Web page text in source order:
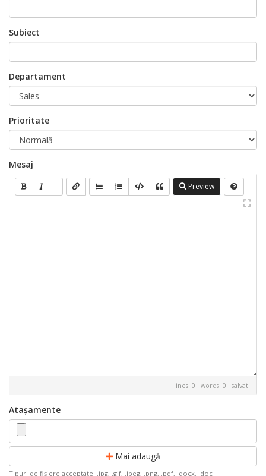
Subiect
Departament
Prioritate
Mesaj
Preview
lines: 0 words: 0 salvat
Atașamente
Mai adaugă
Tipuri de fișiere acceptate: .jpg, .gif, .jpeg, .png, .pdf, .docx, .doc